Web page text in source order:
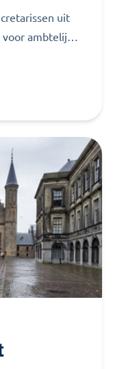
uit
voor ambtelijk